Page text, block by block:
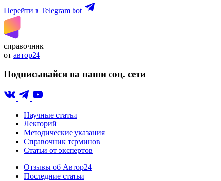
Перейти в Telegram bot
справочник
от автор24
Подписывайся на наши соц. сети
Научные статьи
Лекторий
Методические указания
Справочник терминов
Статьи от экспертов
Отзывы об Автор24
Последние статьи